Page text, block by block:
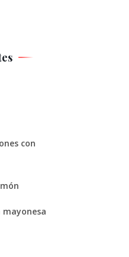
con
mayonesa